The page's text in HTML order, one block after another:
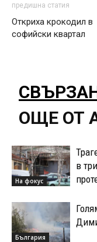
предишна статия
Откриха крокодил в
софийски квартал
ОЩЕ ОТ
На фокус
в
България